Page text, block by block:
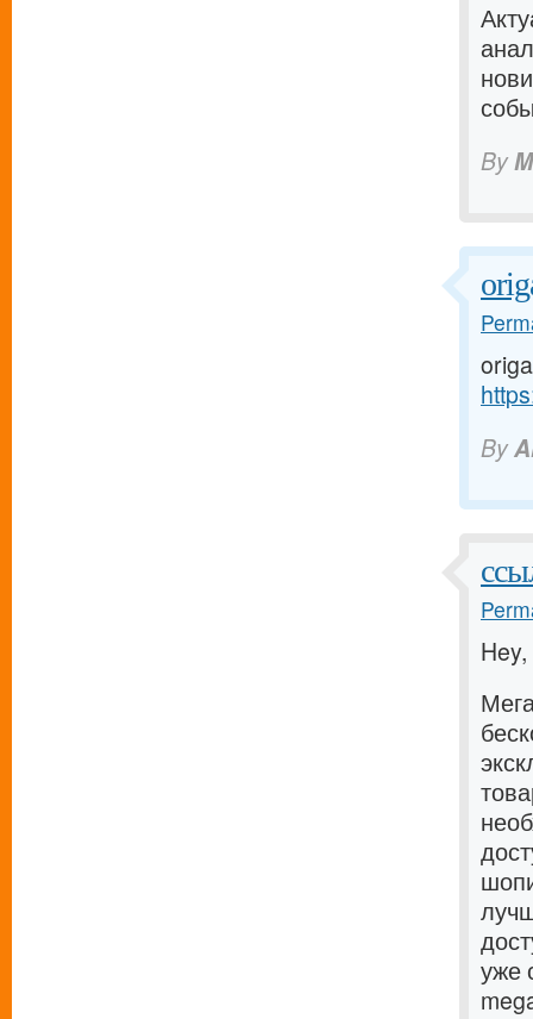
By
By
уже